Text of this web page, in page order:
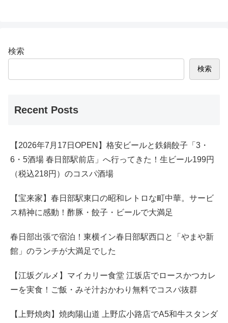
検索
検索
Recent Posts
【2026年7月17日OPEN】格安ビールと鉄鍋餃子「3・
6・5酒場 春日部駅前店」へ行ってきた！生ビール199円
（税込218円）のコスパ酒場
【宝来家】春日部駅東口の昭和レトロな町中華。サービ
ス精神に感動！酢豚・餃子・ビールで大満足
春日部出張で宿泊！東横イン春日部駅西口と「やまや新
館」のランチが大満足でした
【江坂グルメ】マイカリー食堂 江坂店でロースかつカレ
ーを実食！ご飯・みそ汁おかわり無料でコスパ抜群
【上野焼肉】焼肉陽山道 上野広小路店でA5和牛スタンダ